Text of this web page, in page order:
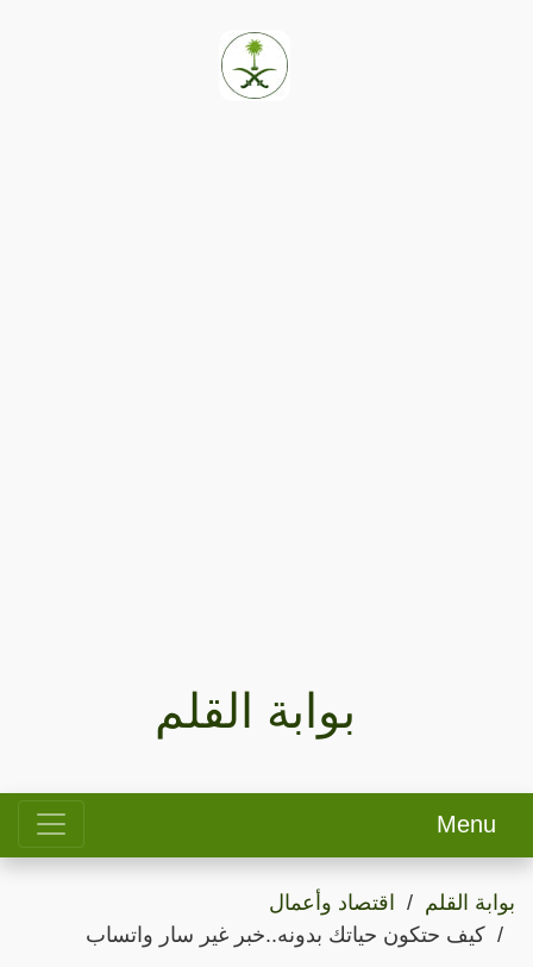
بوابة القلم
Menu
بوابة القلم
اقتصاد وأعمال
كيف حتكون حياتك بدونه..خبر غير سار واتساب